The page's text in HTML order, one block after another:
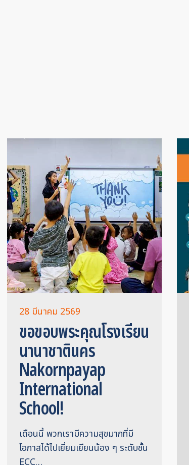
28 มีนาคม 2569
ขอขอบพระคุณโรงเรียน
นานาชาตินคร
Nakornpayap
International
School!
เดือนนี้ พวกเรามีความสุขมากที่มี
โอกาสได้ไปเยี่ยมเยียนน้อง ๆ ระดับชั้น
ECC…